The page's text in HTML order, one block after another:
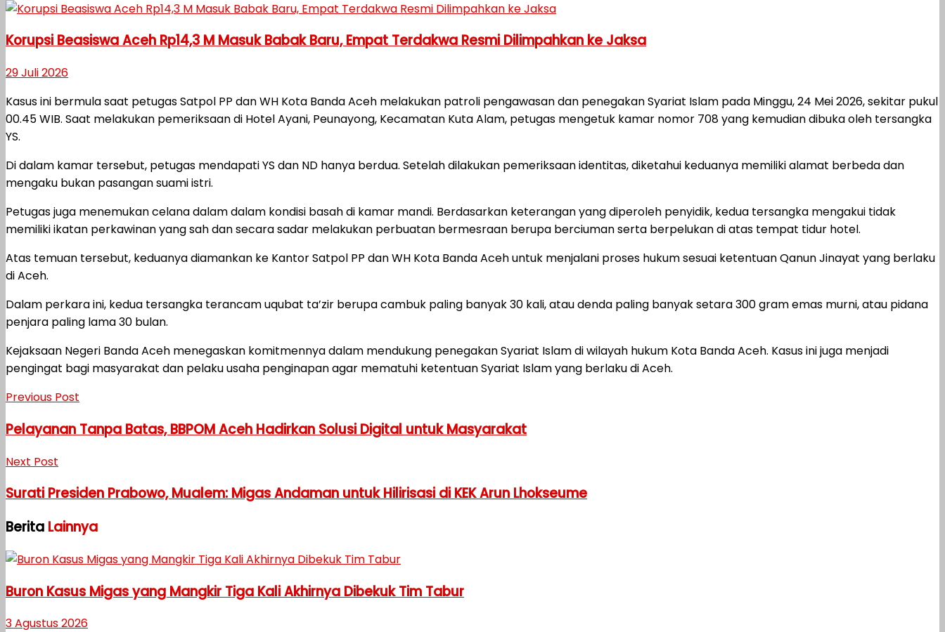
Korupsi Beasiswa Aceh Rp14,3 M Masuk Babak Baru, Empat Terdakwa Resmi Dilimpahkan ke Jaksa
29 Juli 2026
Kasus ini bermula saat petugas Satpol PP dan WH Kota Banda Aceh melakukan patroli pengawasan dan penegakan Syariat Islam pada Minggu, 24 Mei 2026, sekitar pukul
00.45 WIB. Saat melakukan pemeriksaan di Hotel Ayani, Peunayong, Kecamatan Kuta Alam, petugas mengetuk kamar nomor 708 yang kemudian dibuka oleh tersangka
YS.
Di dalam kamar tersebut, petugas mendapati YS dan ND hanya berdua. Setelah dilakukan pemeriksaan identitas, diketahui keduanya memiliki alamat berbeda dan
mengaku bukan pasangan suami istri.
Petugas juga menemukan celana dalam dalam kondisi basah di kamar mandi. Berdasarkan keterangan yang diperoleh penyidik, kedua tersangka mengakui tidak
memiliki ikatan perkawinan yang sah dan secara sadar melakukan perbuatan bermesraan berupa berciuman serta berpelukan di atas tempat tidur hotel.
Atas temuan tersebut, keduanya diamankan ke Kantor Satpol PP dan WH Kota Banda Aceh untuk menjalani proses hukum sesuai ketentuan Qanun Jinayat yang berlaku
di Aceh.
Dalam perkara ini, kedua tersangka terancam uqubat ta’zir berupa cambuk paling banyak 30 kali, atau denda paling banyak setara 300 gram emas murni, atau pidana
penjara paling lama 30 bulan.
Kejaksaan Negeri Banda Aceh menegaskan komitmennya dalam mendukung penegakan Syariat Islam di wilayah hukum Kota Banda Aceh. Kasus ini juga menjadi
pengingat bagi masyarakat dan pelaku usaha penginapan agar mematuhi ketentuan Syariat Islam yang berlaku di Aceh.
Previous Post
Pelayanan Tanpa Batas, BBPOM Aceh Hadirkan Solusi Digital untuk Masyarakat
Next Post
Surati Presiden Prabowo, Mualem: Migas Andaman untuk Hilirisasi di KEK Arun Lhokseume
Berita Lainnya
Buron Kasus Migas yang Mangkir Tiga Kali Akhirnya Dibekuk Tim Tabur
3 Agustus 2026